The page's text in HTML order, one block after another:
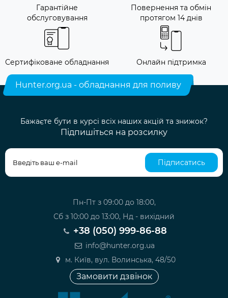
Гарантійне
обслуговування
Повернення та обмін
протягом 14 днів
Сертифіковане обладнання Онлайн підтримка
Hunter.org.ua - обладнання для поливу
Бажаєте бути в курсі всіх наших акцій та знижок?
Підпишіться на розсилку
Підписатись
Пн-Пт з 09:00 до 18:00,
Сб з 10:00 до 13:00, Нд - вихідний
+38 (050) 999-86-88
info@hunter.org.ua
м. Київ, вул. Волинська, 48/50
Замовити дзвінок